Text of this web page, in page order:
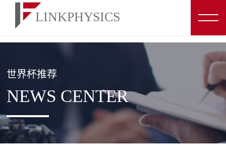
博彩平台推荐
世界杯推荐
NEWS CENTER